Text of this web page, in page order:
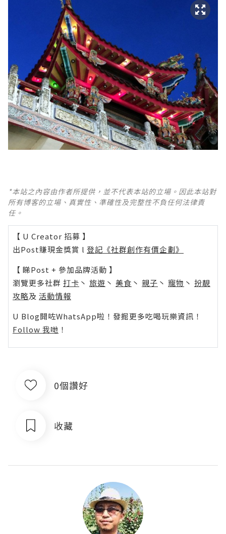
*本站之內容由作者所提供，並不代表本站的立場。因此本站對
所有博客的立場、真實性、準確性及完整性不負任何法律責
任。
【 U Creator 招募 】
出Post賺現金獎賞 l 登記《社群創作有價企劃》
【 睇Post + 參加品牌活動 】
瀏覽更多社群 打卡 丶 旅遊 丶 美食 丶 親子 丶 寵物 丶 扮靚
攻略及 活動情報
U Blog開咗WhatsApp啦！發掘更多吃喝玩樂資訊！
Follow 我哋 ！
0個讚好
收藏